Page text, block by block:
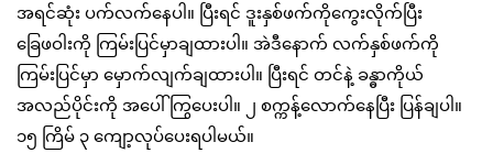
အရင်ဆုံး ပက်လက်နေပါ။ ပြီးရင် ဒူးနှစ်ဖက်ကိုကွေးလိုက်ပြီး
ခြေဖဝါးကို ကြမ်းပြင်မှာချထားပါ။ အဲဒီနောက် လက်နှစ်ဖက်ကို
ကြမ်းပြင်မှာ မှောက်လျက်ချထားပါ။ ပြီးရင် တင်နဲ့ ခန္ဓာကိုယ်
အလည်ပိုင်းကို အပေါ်ကြွပေးပါ။ ၂ စက္ကန့်လောက်နေပြီး ပြန်ချပါ။
၁၅ ကြိမ် ၃ ကျော့လုပ်ပေးရပါမယ်။